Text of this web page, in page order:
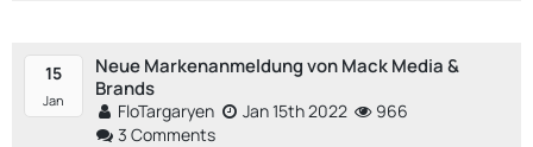
15
Jan
Neue Markenanmeldung von Mack Media &
Brands
FloTargaryen Jan 15th 2022
966
3 Comments